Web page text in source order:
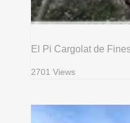
El Pi Cargolat de
2701 Views